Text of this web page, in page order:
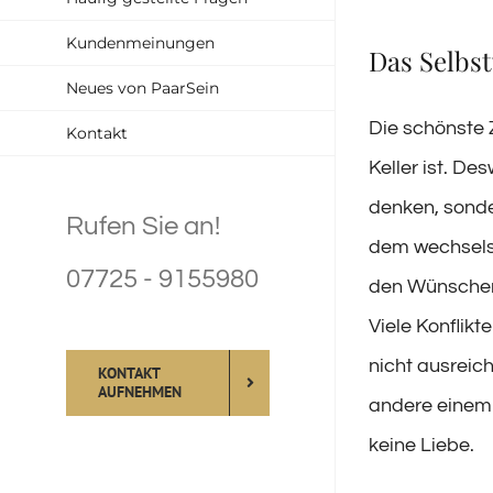
Kundenmeinungen
Neues von PaarSein
Kontakt
Rufen Sie an!
07725 - 9155980
KONTAKT
AUFNEHMEN
Das
Die schönste
Keller ist.
denken,
dem
den
Viele
nicht
andere
keine Liebe.